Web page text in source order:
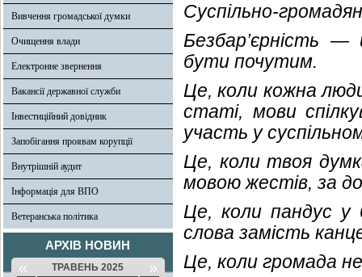
Вивчення громадської думки
Очищення влади
Електронне звернення
Вакансії державної служби
Інвестиційний довідник
Запобігання проявам корупції
Внутрішній аудит
Інформація для ВПО
Ветеранська політика
АРХІВ НОВИН
« ТРАВЕНЬ 2025 »
Суспільно-
Безбар’єрність
бути почутим.
Це, коли кожна
статі, мови
участь у
Це, коли твоя
мовою жестів, за
Це, коли пандус у
слова замість
Це, коли громада